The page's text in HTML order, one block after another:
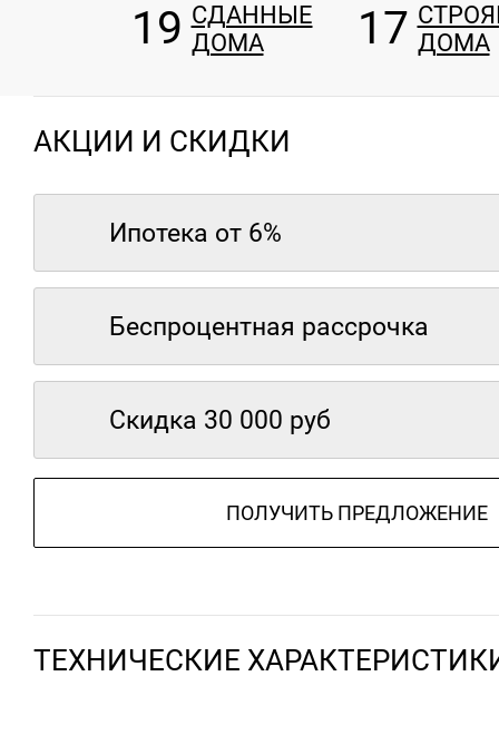
19 СДАННЫЕ
ДОМА
17 ДОМА
АКЦИИ И СКИДКИ
Ипотека от 6%
Беспроцентная рассрочка
Скидка 30 000 руб
ПОЛУЧИТЬ ПРЕДЛОЖЕНИЕ
ТЕХНИЧЕСКИЕ